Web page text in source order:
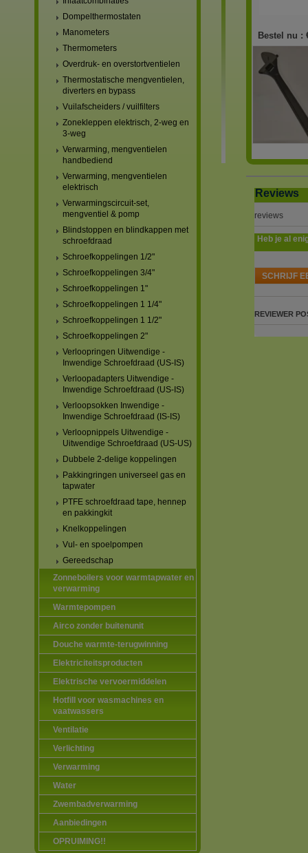
Dompelthermostaten
Manometers
Thermometers
Overdruk- en overstortventielen
Thermostatische mengventielen,
diverters en bypass
Vuilafscheiders / vuilfilters
Zonekleppen elektrisch, 2-weg en
3-weg
Verwarming, mengventielen
handbediend
Verwarming, mengventielen
elektrisch
Verwarmingscircuit-set,
mengventiel & pomp
Blindstoppen en blindkappen met
schroefdraad
Schroefkoppelingen 1/2"
Schroefkoppelingen 3/4"
Schroefkoppelingen 1"
Schroefkoppelingen 1 1/4"
Schroefkoppelingen 1 1/2"
Schroefkoppelingen 2"
Verloopringen Uitwendige -
Inwendige Schroefdraad (US-IS)
Verloopadapters Uitwendige -
Inwendige Schroefdraad (US-IS)
Verloopsokken Inwendige -
Inwendige Schroefdraad (IS-IS)
Verloopnippels Uitwendige -
Uitwendige Schroefdraad (US-US)
Dubbele 2-delige koppelingen
Pakkingringen universeel gas en
tapwater
PTFE schroefdraad tape, hennep
en pakkingkit
Knelkoppelingen
Vul- en spoelpompen
Gereedschap
Zonneboilers voor warmtapwater en
verwarming
Warmtepompen
Airco zonder buitenunit
Douche warmte-terugwinning
Elektriciteitsproducten
Elektrische vervoermiddelen
Hotfill voor wasmachines en
vaatwassers
Ventilatie
Verlichting
Verwarming
Water
Zwembadverwarming
Aanbiedingen
OPRUIMING!!
Bestel nu :
Reviews
reviews
Heb je al
SCHRIJF
REVIEWER